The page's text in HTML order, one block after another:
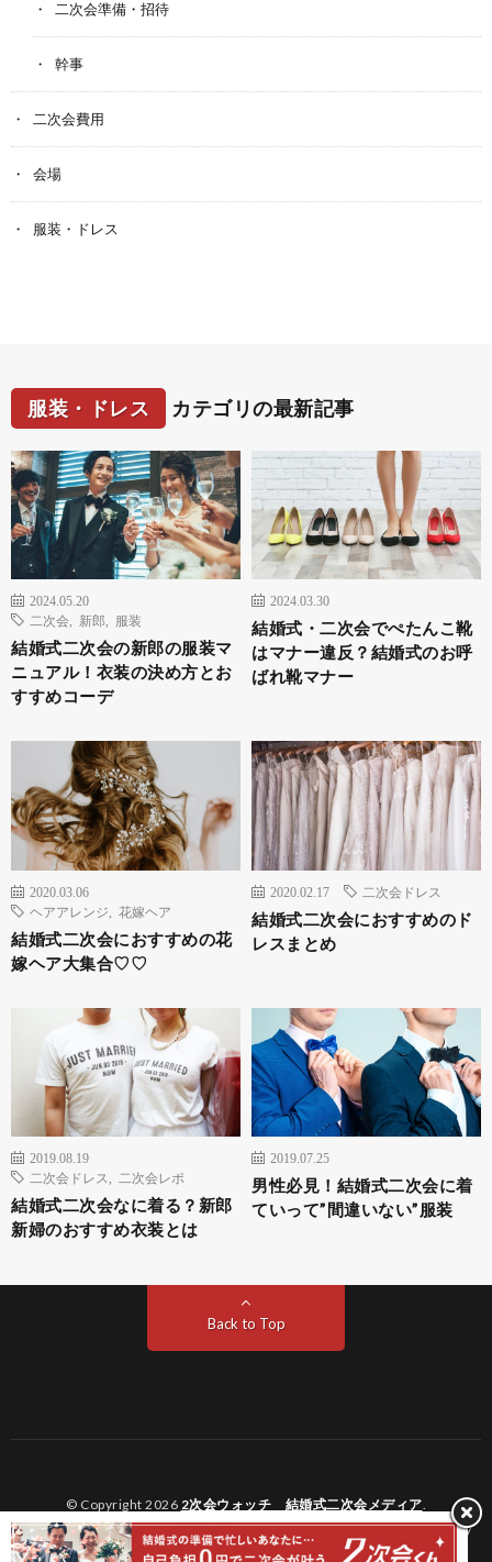
二次会準備・招待
幹事
二次会費用
会場
服装・ドレス
服装・ドレス カテゴリの最新記事
2024.05.20
二次会
新郎 服装
結婚式二次会の新郎の服装マ
ニュアル！衣装の決め方とお
すすめコーデ
2024.03.30
結婚式・二次会でぺたんこ靴
はマナー違反？結婚式のお呼
ばれ靴マナー
2020.03.06
ヘアアレンジ
花嫁ヘア
結婚式二次会におすすめの花
嫁ヘア大集合♡♡
2020.02.17 二次会ドレス
結婚式二次会におすすめのド
レスまとめ
2019.08.19
二次会ドレス
二次会レポ
結婚式二次会なに着る？新郎
新婦のおすすめ衣装とは
2019.07.25
男性必見！結婚式二次会に着
ていって”間違いない”服装
Back to Top
© Copyright 2026 2次会ウォッチ 結婚式二次会メディア.
2次会ウォッチ 結婚式二次会メディア byFIT-Web Create. Powered by
WordPress.